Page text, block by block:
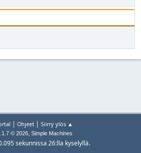
| Ohjeet| Siirry ylös ▲
© 2026, Simple Machines
sekunnissa 26:lla kyselyllä.